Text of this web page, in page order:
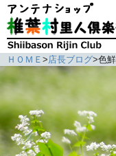
ＨＯＭＥ >店長ブログ>色